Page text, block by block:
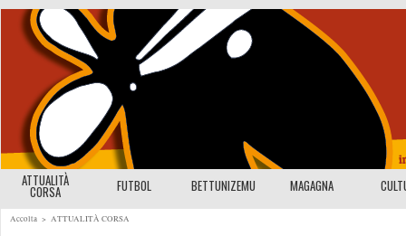
ATTUALITÀ
CORSA FUTBOL BETTUNIZEMU MAGAGNA
Accolta > ATTUALITÀ CORSA